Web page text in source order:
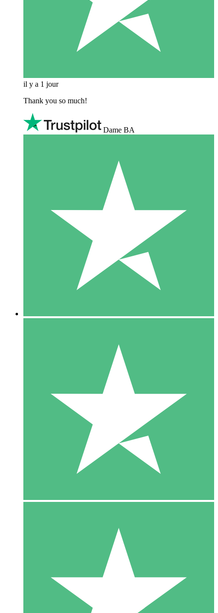
il y a 1 jour
Thank you so much!
Dame BA